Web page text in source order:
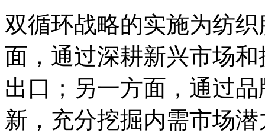
双循环战略的实施为纺
面，通过深耕新兴市场
出口；另一方面，通过
新，充分挖掘内需市场